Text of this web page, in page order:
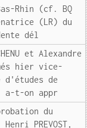
Rhin (cf. BQ
(LR) du
dél
et Alexandre
hier vice-
de
a-t-on appr
du
PREVOST,